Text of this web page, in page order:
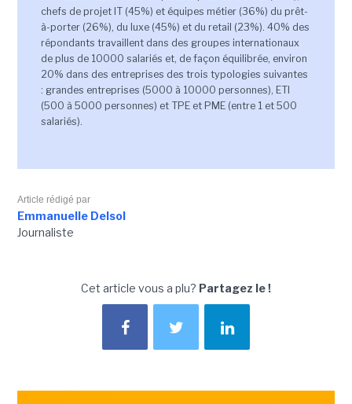
chefs de projet IT (45%) et équipes métier (36%) du prêt-
à-porter (26%), du luxe (45%) et du retail (23%). 40% des
répondants travaillent dans des groupes internationaux
de plus de 10000 salariés et, de façon équilibrée, environ
20% dans des entreprises des trois typologies suivantes
: grandes entreprises (5000 à 10000 personnes), ETI
(500 à 5000 personnes) et TPE et PME (entre 1 et 500
salariés).
Article rédigé par
Emmanuelle Delsol
Journaliste
Cet article vous a plu? Partagez le !